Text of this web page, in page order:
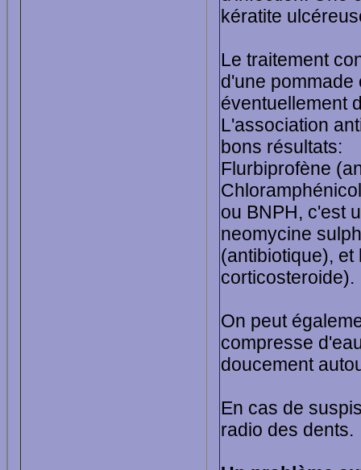
kératite
Le traitement
d'une pommade
éventuellement
L'association
bons résultats:
Flurbiprofène
ou BNPH, c'est
neomycine
(antibiotique),
corticosteroide).
On peut
compresse
doucement
En cas de
radio des dents.